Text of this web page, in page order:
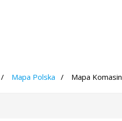
Mapa Polska Mapa Komasin